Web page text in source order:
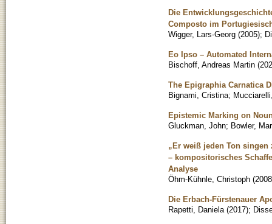
Die
Composto im
Wigger, Lars-Georg (2005);
Eo Ipso – Automated
Bischoff, Andreas Martin (
The Epigraphia Carnatica
Bignami, Cristina;
Epistemic Marking on
Gluckman, John; Bowler,
„Er weiß jeden Ton singen
– kompositorisches
Analyse
Öhm-Kühnle, Christoph (2008
Die Erbach-Fürstenauer
Rapetti, Daniela (2017);